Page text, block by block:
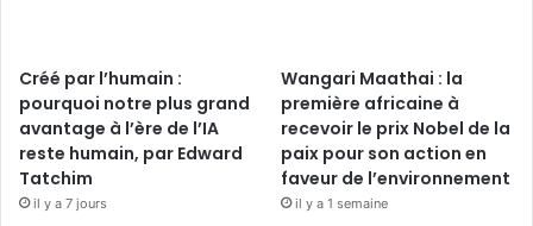
Créé par l’humain :
pourquoi notre plus grand
avantage à l’ère de l’IA
reste humain, par Edward
Tatchim
il y a 7 jours
Wangari Maathai : la
première africaine à
recevoir le prix Nobel de la
paix pour son action en
faveur de l’environnement
il y a 1 semaine